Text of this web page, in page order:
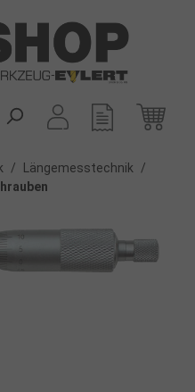
/ Längemesstechnik
/